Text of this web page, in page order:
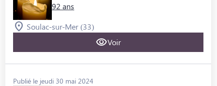
92 ans
Soulac-sur-Mer (33)
Voir
Publié le jeudi 30 mai 2024